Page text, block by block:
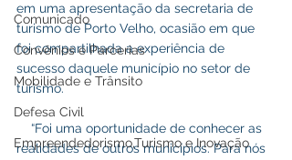
Comunicado
Convênios e Parcerias
Mobilidade e Trânsito
Defesa Civil
Empreendedorismo,Turismo e Inovação
em uma apresentação da secretaria de
turismo de Porto Velho, ocasião em que
foi compartilhada a experiência de
sucesso daquele município no setor de
turismo.
realidades de outros municípios. Para nós